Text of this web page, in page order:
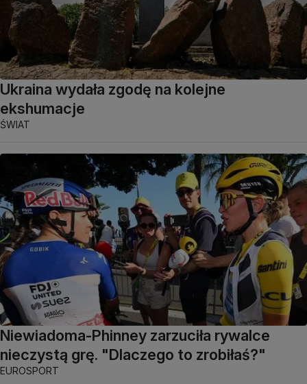
Ukraina wydała zgodę na kolejne
ekshumacje
ŚWIAT
Niewiadoma-Phinney zarzuciła rywalce
nieczystą grę. "Dlaczego to zrobiłaś?"
EUROSPORT